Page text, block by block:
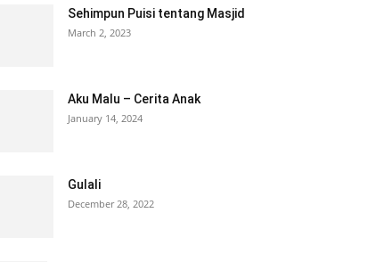
Sehimpun Puisi tentang Masjid
March 2, 2023
Aku Malu – Cerita Anak
January 14, 2024
Gulali
December 28, 2022